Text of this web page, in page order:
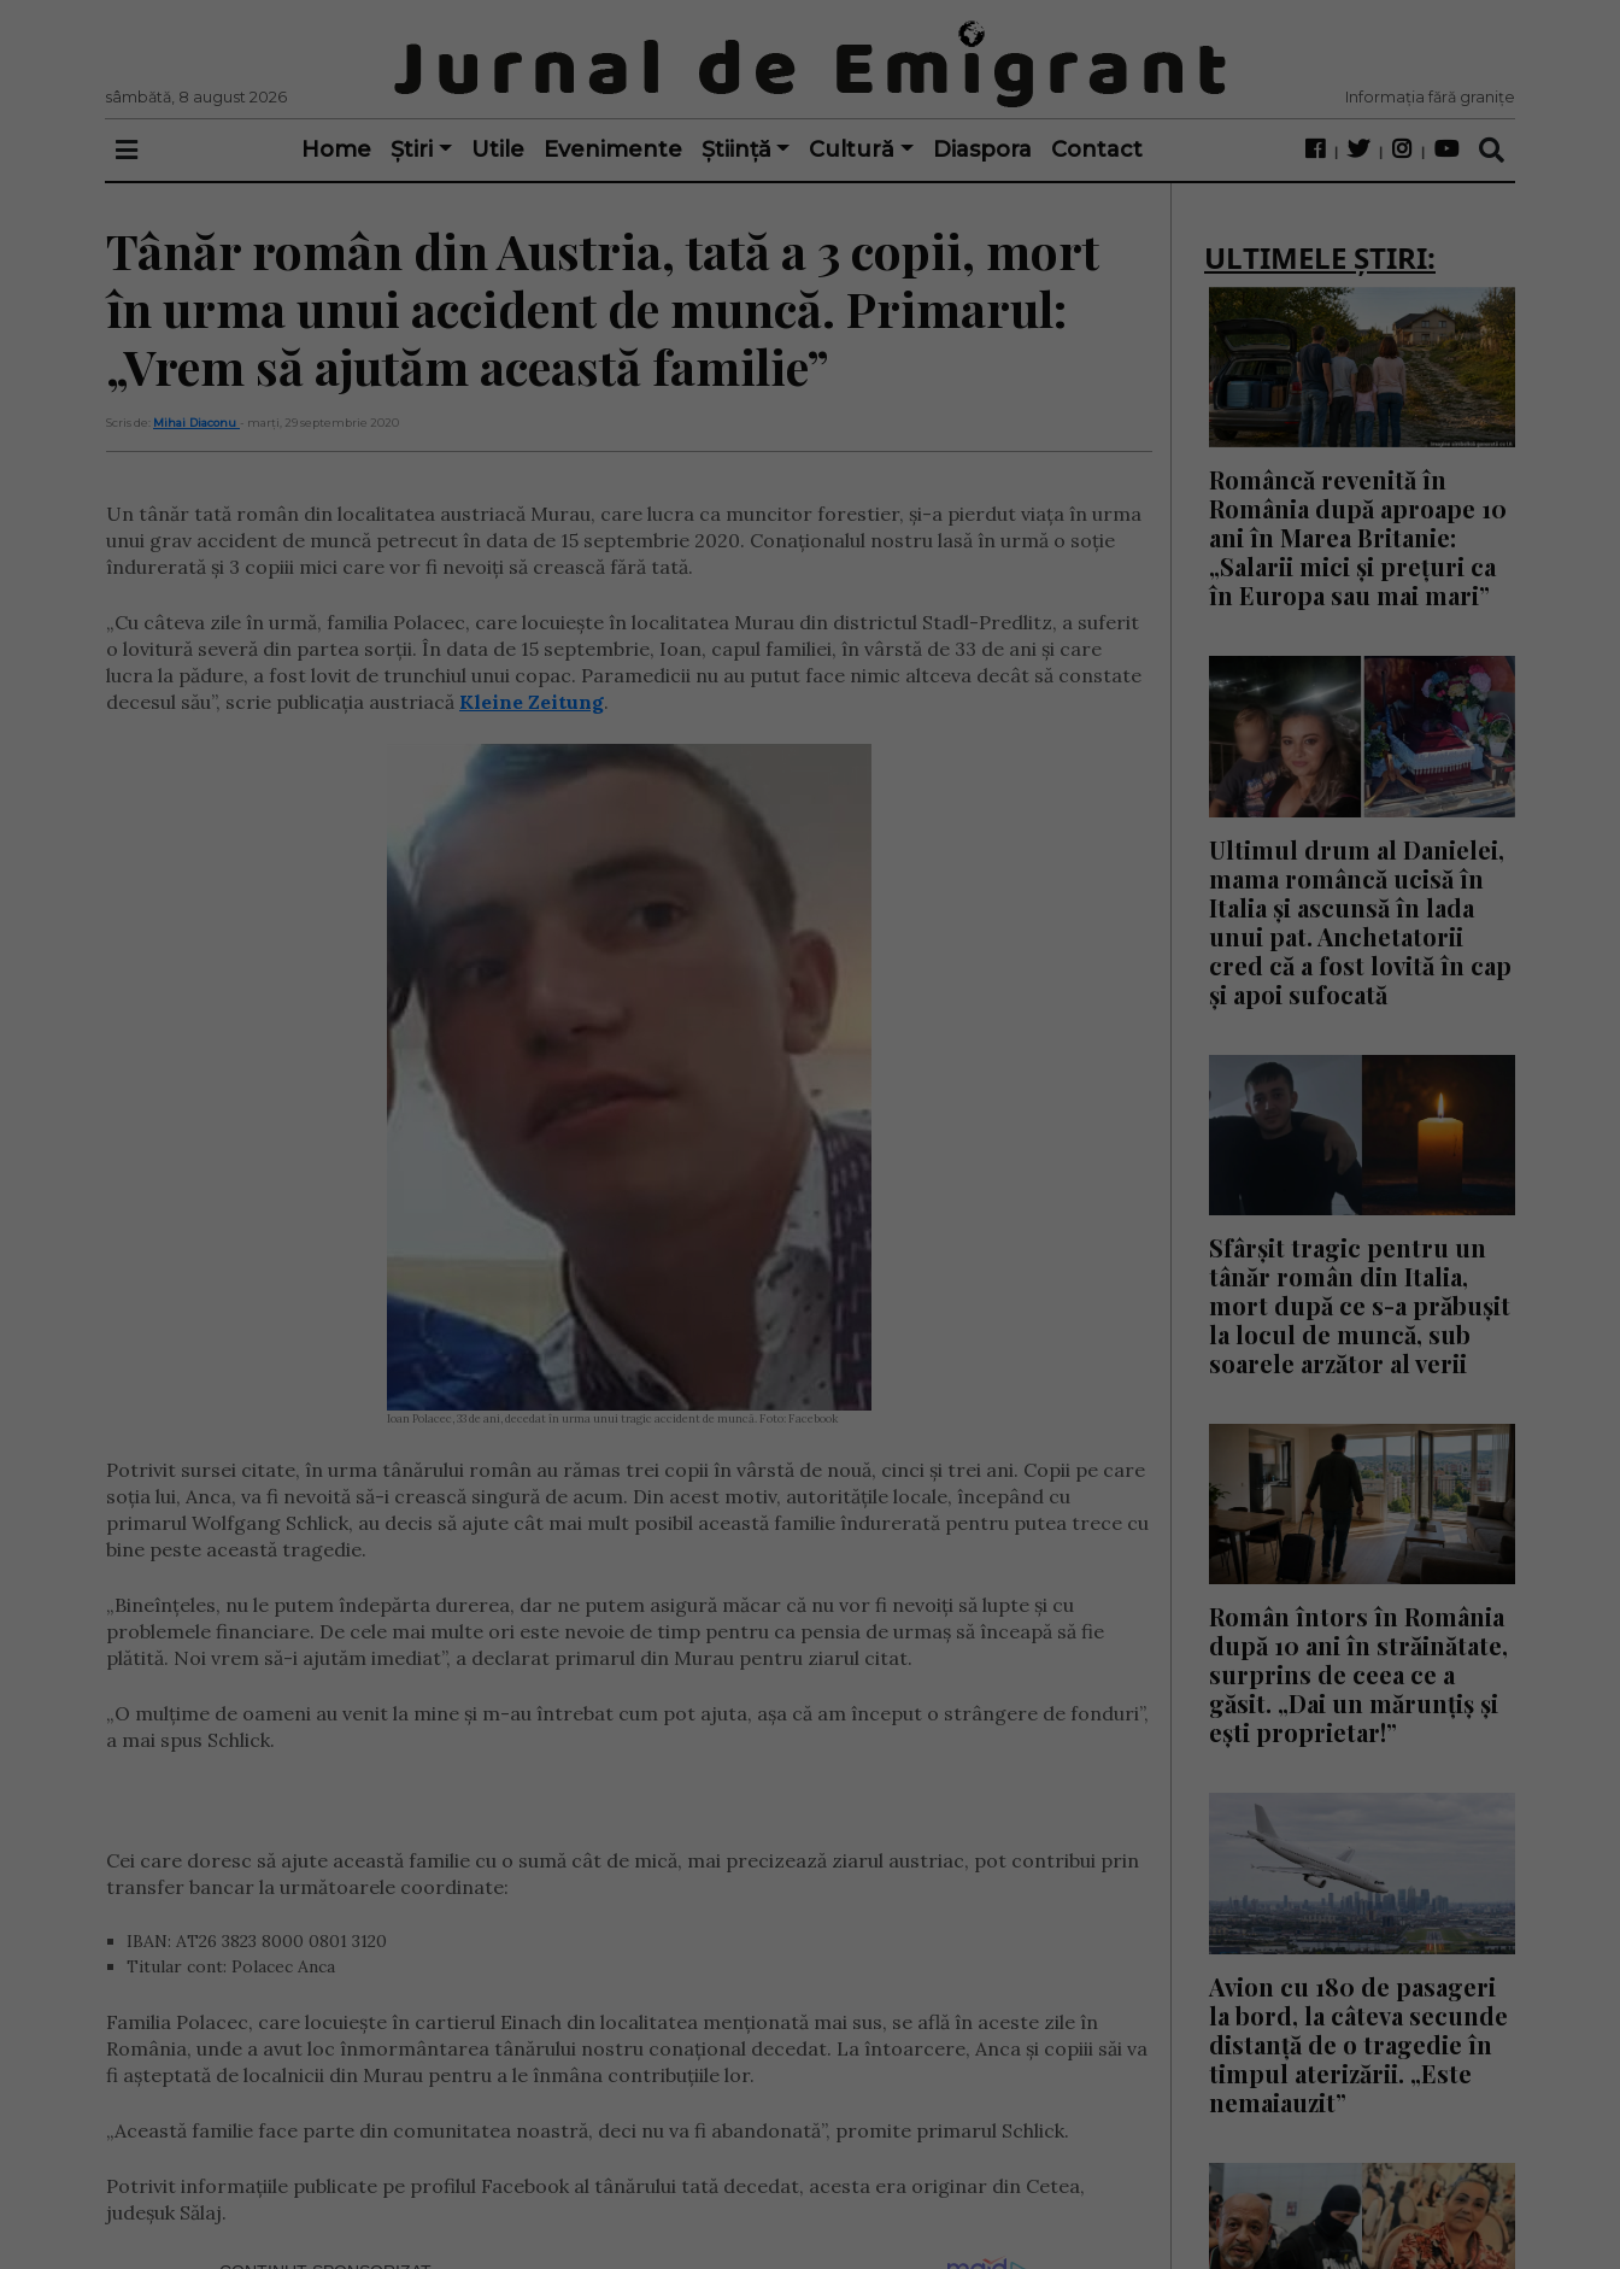
sâmbătă, 8 august 2026 Informația fără granițe
Home Știri Utile Evenimente Știință Cultură Diaspora Contact
Tânăr român din Austria, tată a 3 copii, mort
în urma unui accident de muncă. Primarul:
„Vrem să ajutăm această familie”
Scris de: Mihai Diaconu - marți, 29 septembrie 2020
Un tânăr tată român din localitatea austriacă Murau, care lucra ca muncitor forestier, și-a pierdut viața în urma
unui grav accident de muncă petrecut în data de 15 septembrie 2020. Conaționalul nostru lasă în urmă o soție
îndurerată și 3 copiii mici care vor fi nevoiți să crească fără tată.
„Cu câteva zile în urmă, familia Polacec, care locuiește în localitatea Murau din districtul Stadl-Predlitz, a suferit
o lovitură severă din partea sorții. În data de 15 septembrie, Ioan, capul familiei, în vârstă de 33 de ani și care
lucra la pădure, a fost lovit de trunchiul unui copac. Paramedicii nu au putut face nimic altceva decât să constate
decesul său”, scrie publicația austriacă Kleine Zeitung.
Ioan Polacec, 33 de ani, decedat în urma unui tragic accident de muncă. Foto: Facebook
Potrivit sursei citate, în urma tânărului român au rămas trei copii în vârstă de nouă, cinci și trei ani. Copii pe care
soția lui, Anca, va fi nevoită să-i crească singură de acum. Din acest motiv, autoritățile locale, începând cu
primarul Wolfgang Schlick, au decis să ajute cât mai mult posibil această familie îndurerată pentru putea trece cu
bine peste această tragedie.
„Bineînțeles, nu le putem îndepărta durerea, dar ne putem asigură măcar că nu vor fi nevoiți să lupte și cu
problemele financiare. De cele mai multe ori este nevoie de timp pentru ca pensia de urmaș să înceapă să fie
plătită. Noi vrem să-i ajutăm imediat”, a declarat primarul din Murau pentru ziarul citat.
„O mulțime de oameni au venit la mine și m-au întrebat cum pot ajuta, așa că am început o strângere de fonduri”,
a mai spus Schlick.
Cei care doresc să ajute această familie cu o sumă cât de mică, mai precizează ziarul austriac, pot contribui prin
transfer bancar la următoarele coordinate:
IBAN: AT26 3823 8000 0801 3120
Titular cont: Polacec Anca
Familia Polacec, care locuiește în cartierul Einach din localitatea menționată mai sus, se află în aceste zile în
România, unde a avut loc înmormântarea tânărului nostru conațional decedat. La întoarcere, Anca și copiii săi va
fi așteptată de localnicii din Murau pentru a le înmâna contribuțiile lor.
„Această familie face parte din comunitatea noastră, deci nu va fi abandonată”, promite primarul Schlick.
Potrivit informațiile publicate pe profilul Facebook al tânărului tată decedat, acesta era originar din Cetea,
judeșuk Sălaj.
ULTIMELE ȘTIRI:
Româncă revenită în
România după aproape 10
ani în Marea Britanie:
„Salarii mici și prețuri ca
în Europa sau mai mari”
Ultimul drum al Danielei,
mama româncă ucisă în
Italia și ascunsă în lada
unui pat. Anchetatorii
cred că a fost lovită în cap
și apoi sufocată
Sfârșit tragic pentru un
tânăr român din Italia,
mort după ce s-a prăbușit
la locul de muncă, sub
soarele arzător al verii
Român întors în România
după 10 ani în străinătate,
surprins de ceea ce a
găsit. „Dai un mărunțiș și
ești proprietar!”
Avion cu 180 de pasageri
la bord, la câteva secunde
distanță de o tragedie în
timpul aterizării. „Este
nemaiauzit”